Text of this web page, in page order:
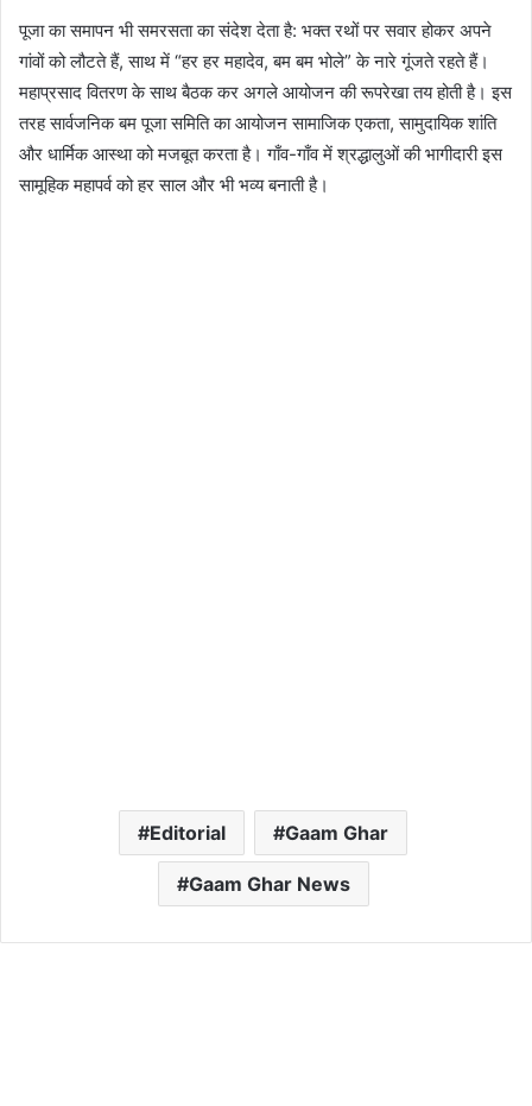
पूजा का समापन भी समरसता का संदेश देता है: भक्त रथों पर सवार होकर अपने
गांवों को लौटते हैं, साथ में “हर हर महादेव, बम बम भोले” के नारे गूंजते रहते हैं।
महाप्रसाद वितरण के साथ बैठक कर अगले आयोजन की रूपरेखा तय होती है। इस
तरह सार्वजनिक बम पूजा समिति का आयोजन सामाजिक एकता, सामुदायिक शांति
और धार्मिक आस्था को मजबूत करता है। गाँव-गाँव में श्रद्धालुओं की भागीदारी इस
सामूहिक महापर्व को हर साल और भी भव्य बनाती है।
Editorial Gaam Ghar
Gaam Ghar News